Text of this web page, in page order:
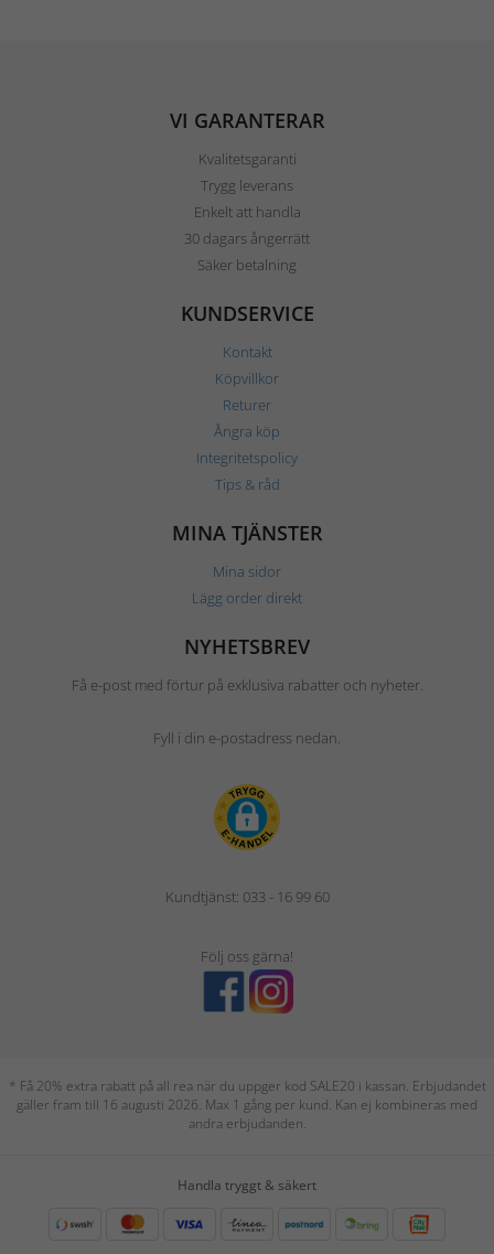
VI GARANTERAR
Kvalitetsgaranti
Trygg leverans
Enkelt att handla
30 dagars ångerrätt
Säker betalning
KUNDSERVICE
Kontakt
Köpvillkor
Returer
Ångra köp
Integritetspolicy
Tips & råd
MINA TJÄNSTER
Mina sidor
Lägg order direkt
NYHETSBREV
Få e-post med förtur på exklusiva rabatter och nyheter.
Fyll i din e-postadress nedan.
Kundtjänst: 033 - 16 99 60
Följ oss gärna!
* Få 20% extra rabatt på all rea när du uppger kod SALE20 i kassan. Erbjudandet
gäller fram till 16 augusti 2026. Max 1 gång per kund. Kan ej kombineras med
andra erbjudanden.
Handla tryggt & säkert